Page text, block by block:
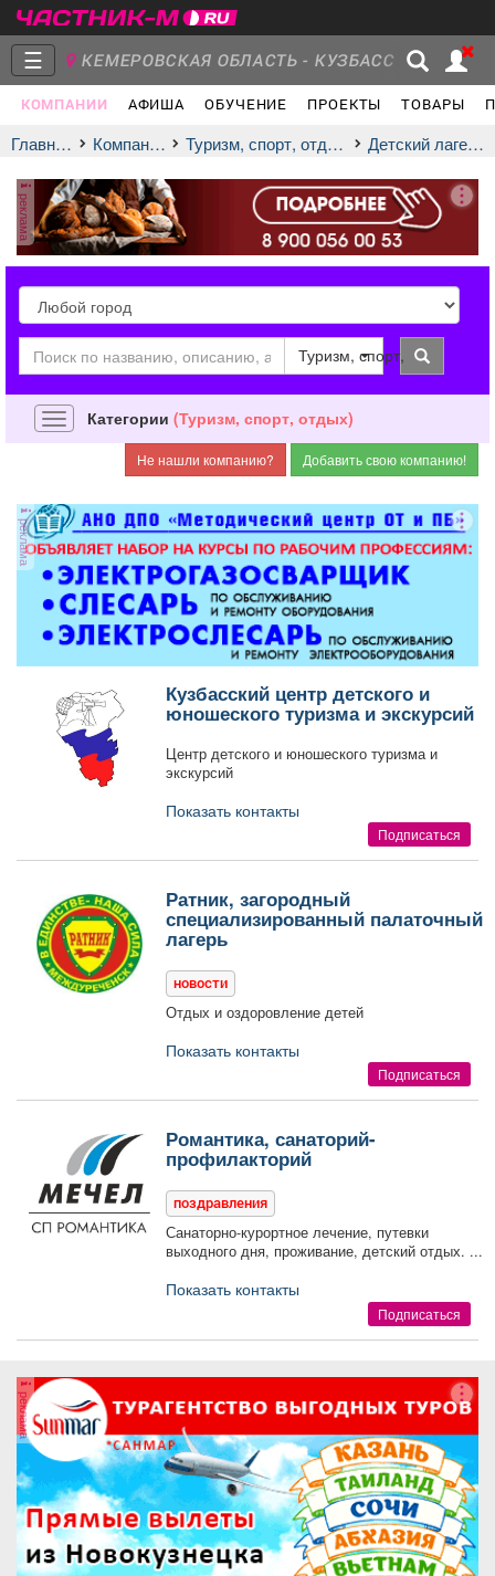
☰ КЕМЕРОВСКАЯ ОБЛАСТЬ - КУЗБАСС
КОМПАНИИ АФИША ОБУЧЕНИЕ ПРОЕКТЫ ТОВАРЫ
Главная
Группы Новости
Объявления Недвижимость Услуги
Афиша Обучение Проекты
Товары Поздравления
ТВ программа Я - пенсионер
Главная Компании Туризм, спорт, отдых детский лагерь
реклама
город
город Туризм, спорт, отдых
Навигация
Категории (Туризм, спорт, отдых)
реклама
Кузбасский центр детского и
юношеского туризма и экскурсий
Центр детского и юношеского туризма и
экскурсий
Показать контакты
Подписаться
Ратник, загородный
специализированный палаточный
лагерь
новости
Отдых и оздоровление детей
Показать контакты
Подписаться
Романтика, санаторий-
профилакторий
поздравления
Санаторно-курортное лечение, путевки
выходного дня, проживание, детский отдых. ...
Показать контакты
Подписаться
реклама